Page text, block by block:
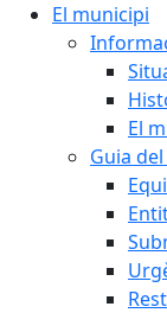
El municipi
El
Guia